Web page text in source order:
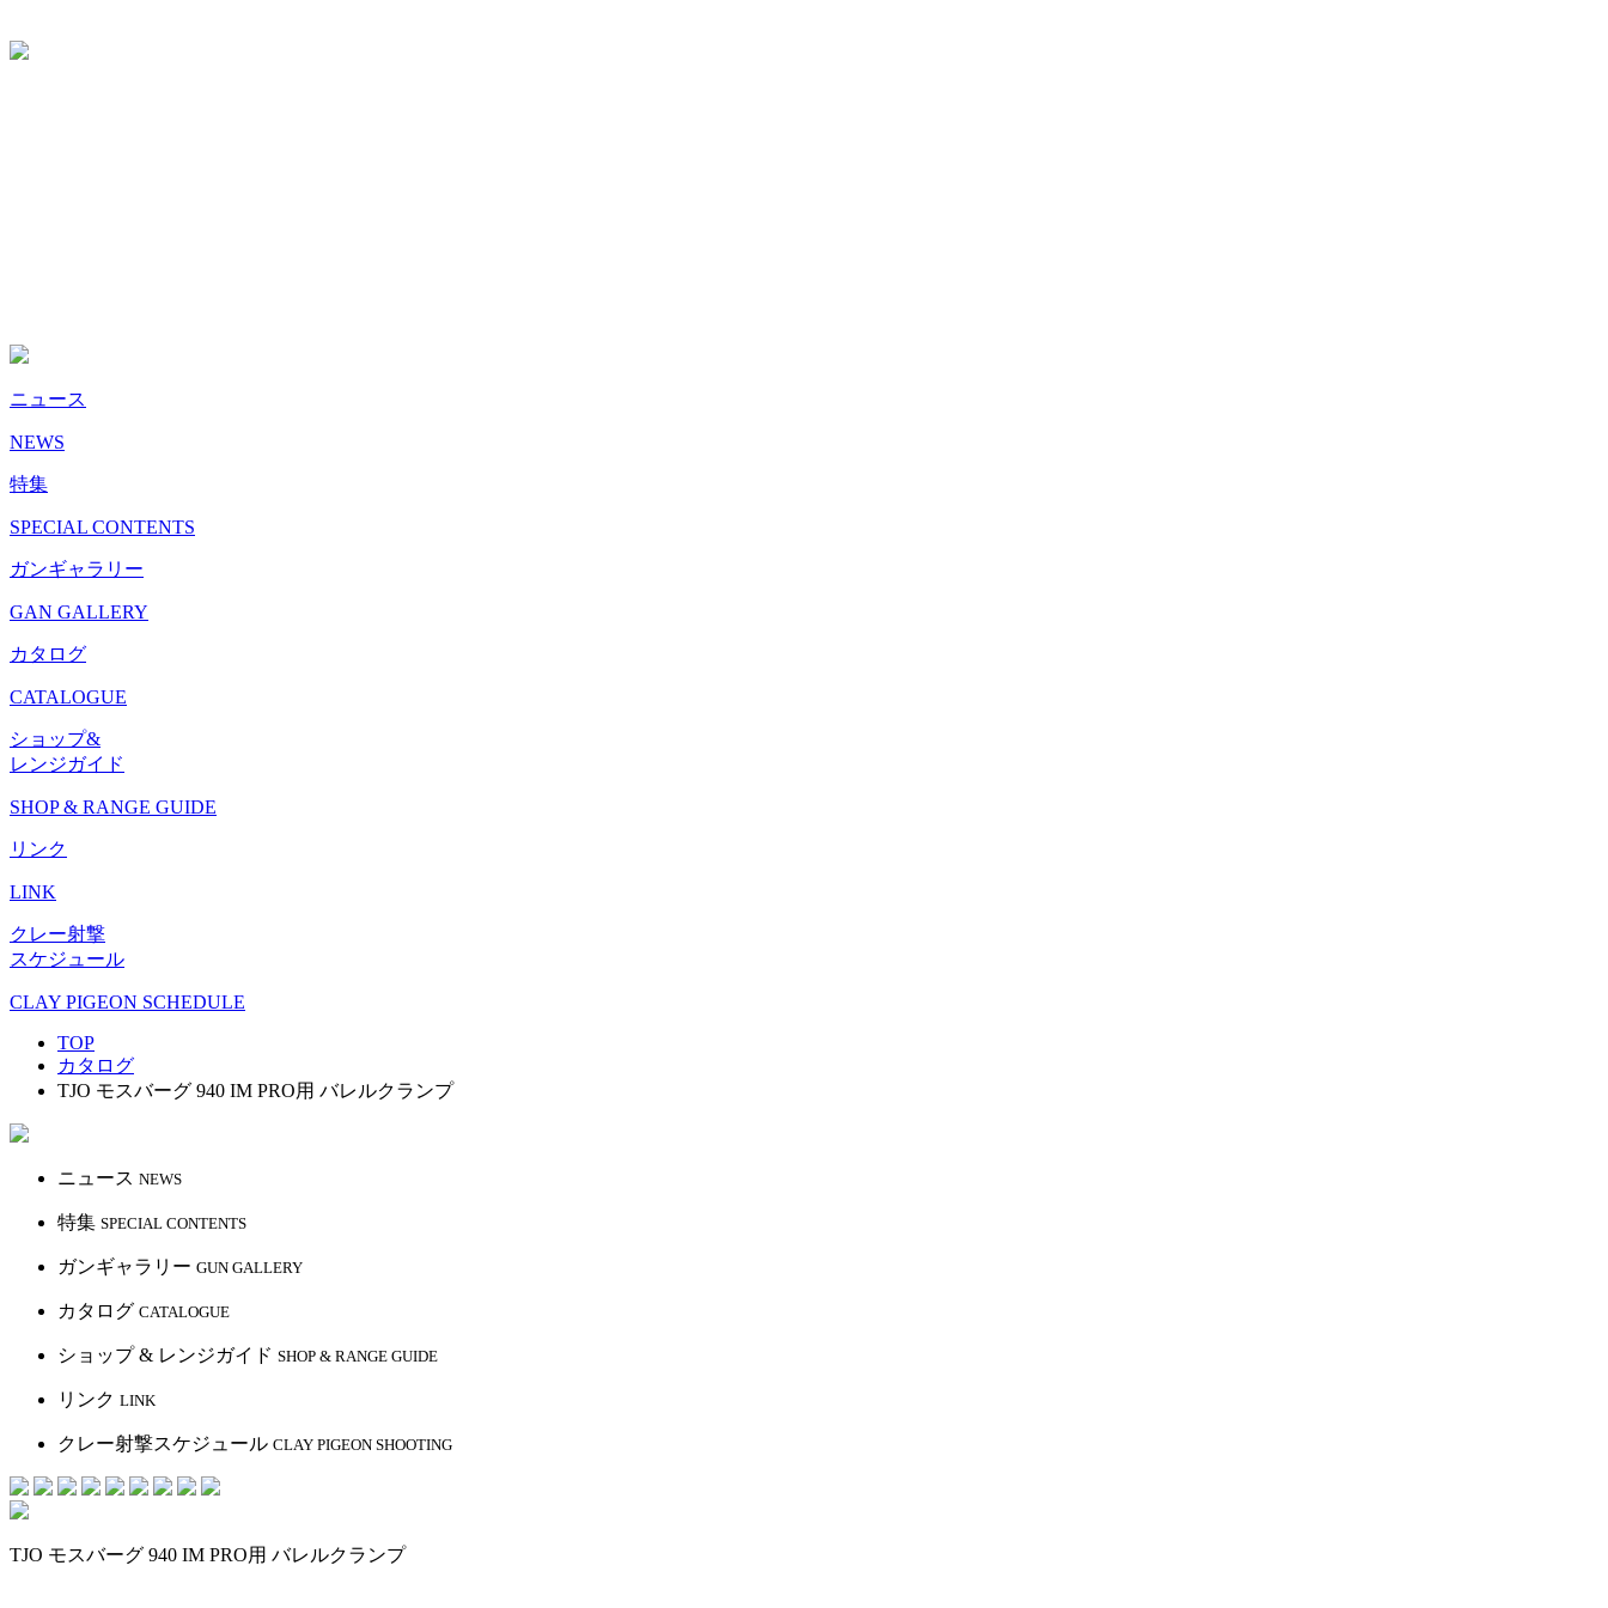
ニュース
NEWS
特集
SPECIAL CONTENTS
ガンギャラリー
GAN GALLERY
カタログ
CATALOGUE
ショップ&
レンジガイド
SHOP & RANGE GUIDE
リンク
LINK
クレー射撃
スケジュール
CLAY PIGEON SCHEDULE
TOP
カタログ
TJO モスバーグ 940 IM PRO用 バレルクランプ
ニュース NEWS
特集 SPECIAL CONTENTS
ガンギャラリー GUN GALLERY
カタログ CATALOGUE
ショップ & レンジガイド SHOP & RANGE GUIDE
リンク LINK
クレー射撃スケジュール CLAY PIGEON SHOOTING
TJO モスバーグ 940 IM PRO用 バレルクランプ